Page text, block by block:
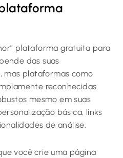
plataforma gratuita para
das suas
mas plataformas como
reconhecidas.
mesmo em suas
básica, links
de análise.
você crie uma página